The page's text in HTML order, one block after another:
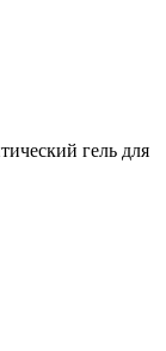
гель для